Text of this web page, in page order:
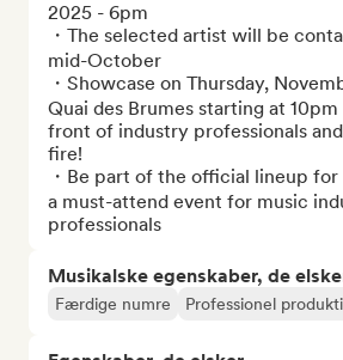
2025 - 6pm
・The selected artist will be
mid-October
・Showcase on Thursday,
Quai des Brumes starting at
front of industry professionals
fire!
・Be part of the official lineup
a must-attend event for music
professionals
Musikalske egenskaber, de
Færdige numre Professionel